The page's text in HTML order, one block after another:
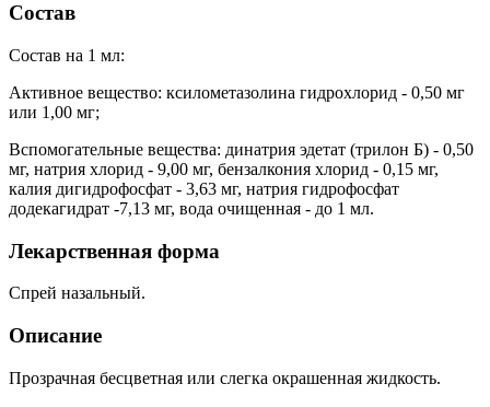
Состав
Состав на 1 мл:
Активное вещество: ксилометазолина гидрохлорид - 0,50 мг
или 1,00 мг;
Вспомогательные вещества: динатрия эдетат (трилон Б) - 0,50
мг, натрия хлорид - 9,00 мг, бензалкония хлорид - 0,15 мг,
калия дигидрофосфат - 3,63 мг, натрия гидрофосфат
додекагидрат -7,13 мг, вода очищенная - до 1 мл.
Лекарственная форма
Спрей назальный.
Описание
Прозрачная бесцветная или слегка окрашенная жидкость.